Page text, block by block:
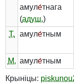
амуле́тнага
(адуш.)
Т.
амуле́тным
М. амуле́тным
Крыніцы: